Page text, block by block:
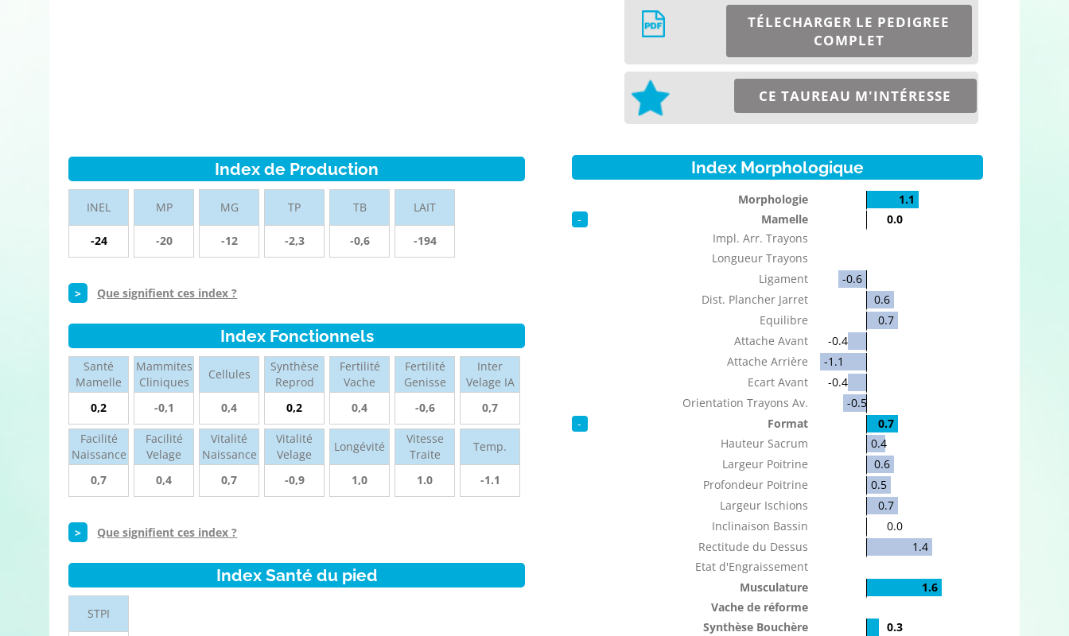
TÉLECHARGER LE PEDIGREE
COMPLET
CE TAUREAU M'INTÉRESSE
Index de Production
INEL
-24
MP
-20
MG
-12
TP
-2,3
TB
-0,6
LAIT
-194
> Que signifient ces index ?
Index Fonctionnels
Santé
Mamelle
0,2
Mammites
Cliniques
-0,1
Cellules
0,4
Synthèse
Reprod
0,2
Fertilité
Vache
0,4
Fertilité
Genisse
-0,6
Inter
Velage IA
0,7
Facilité
Naissance
0,7
Facilité
Velage
0,4
Vitalité
Naissance
0,7
Vitalité
Velage
-0,9
Longévité
1,0
Vitesse
Traite
1.0
Temp.
-1.1
> Que signifient ces index ?
Index Santé du pied
STPI
Index Morphologique
Morphologie
1.1
-
Mamelle
0.0
Impl. Arr. Trayons
Longueur Trayons
Ligament
-0.6
Dist. Plancher Jarret
0.6
Equilibre
0.7
Attache Avant
-0.4
Attache Arrière
-1.1
Ecart Avant
-0.4
Orientation Trayons Av.
-0.5
-
Format
0.7
Hauteur Sacrum
0.4
Largeur Poitrine
0.6
Profondeur Poitrine
0.5
Largeur Ischions
0.7
Inclinaison Bassin
0.0
Rectitude du Dessus
1.4
Etat d'Engraissement
Musculature
1.6
Vache de réforme
Synthèse Bouchère
0.3